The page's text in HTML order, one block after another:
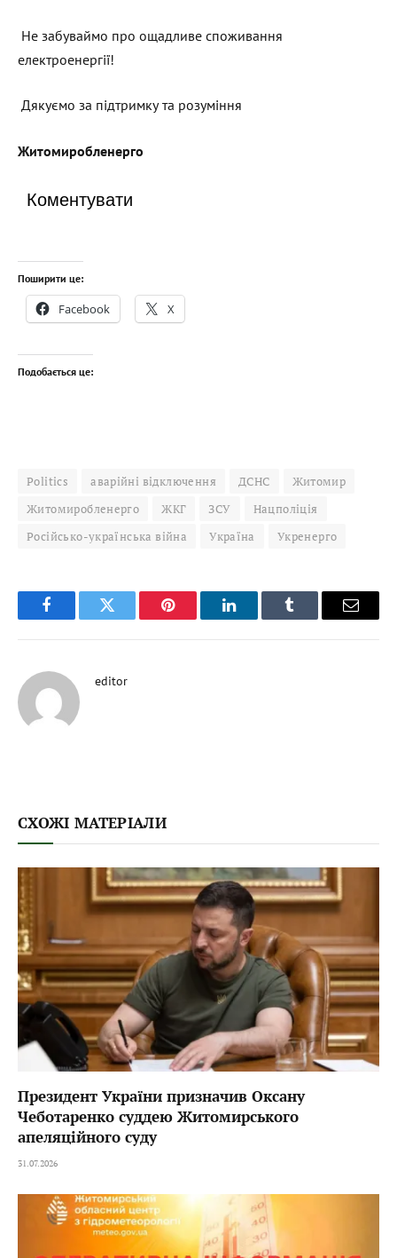
Не забуваймо про ощадливе споживання
електроенергії!
Дякуємо за підтримку та розуміння
Житомиробленерго
Коментувати
Поширити це:
Facebook X
Подобається це:
Politics аварійні відключення ДСНС
Житомир
Житомиробленерго
ЖКГ ЗСУ
Нацполіція
Російсько-українська війна
Україна Укренерго
FacebookTwitter Pinterest LinkedInTumblr Email
editor
СХОЖІ МАТЕРІАЛИ
Президент України призначив Оксану
Чеботаренко суддею Житомирського
апеляційного суду
31.07.2026